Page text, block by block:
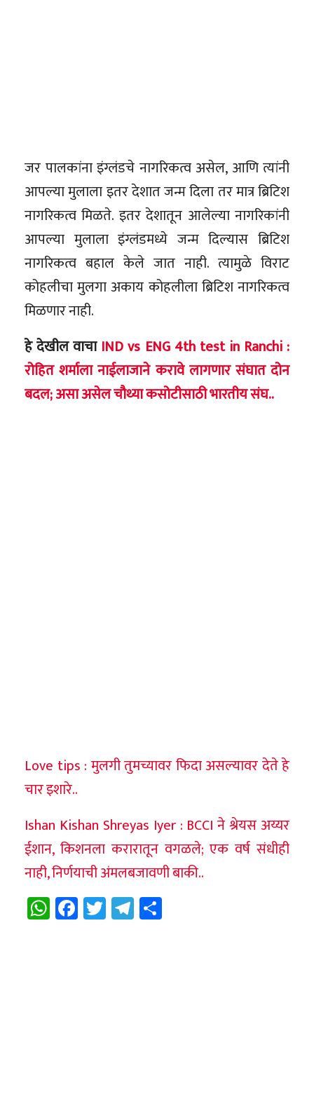
जर पालकांना इंग्लंडचे नागरिकत्व असेल, आणि त्यांनी
आपल्या मुलाला इतर देशात जन्म दिला तर मात्र ब्रिटिश
नागरिकत्व मिळते. इतर देशातून आलेल्या नागरिकांनी
आपल्या मुलाला इंग्लंडमध्ये जन्म दिल्यास ब्रिटिश
नागरिकत्व बहाल केले जात नाही. त्यामुळे विराट
कोहलीचा मुलगा अकाय कोहलीला ब्रिटिश नागरिकत्व
मिळणार नाही.
हे देखील वाचा IND vs ENG 4th test in Ranchi :
रोहित शर्माला नाईलाजाने करावे लागणार संघात दोन
बदल; असा असेल चौथ्या कसोटीसाठी भारतीय संघ..
Love tips : मुलगी तुमच्यावर फिदा असल्यावर देते हे
चार इशारे..
Ishan Kishan Shreyas Iyer : BCCI ने श्रेयस अय्यर
ईशान, किशनला करारातून वगळले; एक वर्ष संधीही
नाही, निर्णयाची अंमलबजावणी बाकी..
WhatsApp
Facebook
TwitterTelegram